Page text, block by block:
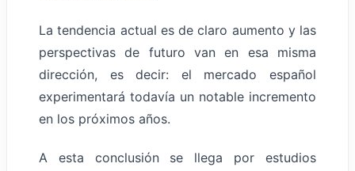
La tendencia actual es de claro aumento y las
perspectivas de futuro van en esa misma
dirección, es decir: el mercado español
experimentará todavía un notable incremento
en los próximos años.
A esta conclusión se llega por estudios